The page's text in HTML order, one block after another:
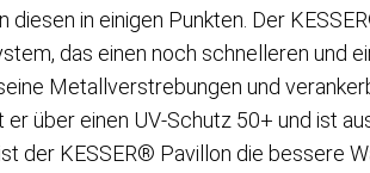
diesen in einigen Punkten. Der
das einen noch schnelleren und
Metallverstrebungen und
er über einen UV-Schutz 50+ und ist
der KESSER® Pavillon die bessere